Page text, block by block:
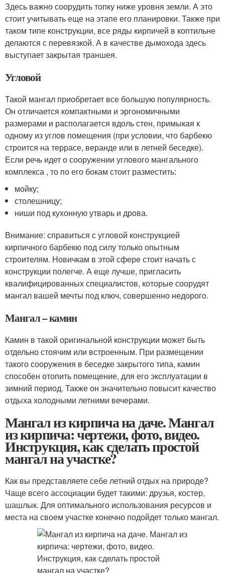
Здесь важно соорудить топку ниже уровня земли. А это
стоит учитывать еще на этапе его планировки. Также при
таком типе конструкции, все ряды кирпичей в коптильне
делаются с перевязкой. А в качестве дымохода здесь
выступает закрытая траншея.
Угловой
Такой мангал приобретает все большую популярность.
Он отличается компактными и эргономичными
размерами и располагается вдоль стен, примыкая к
одному из углов помещения (при условии, что барбекю
строится на террасе, веранде или в летней беседке).
Если речь идет о сооружении углового мангального
комплекса , то по его бокам стоит разместить:
мойку;
столешницу;
ниши под кухонную утварь и дрова.
Внимание: справиться с угловой конструкцией
кирпичного барбекю под силу только опытным
строителям. Новичкам в этой сфере стоит начать с
конструкции полегче. А еще лучше, пригласить
квалифицированных специалистов, которые соорудят
мангал вашей мечты под ключ, совершенно недорого.
Мангал – камин
Камин в такой оригинальной конструкции может быть
отдельно стоячим или встроенным. При размещении
такого сооружения в беседке закрытого типа, камин
способен отопить помещение, для его эксплуатации в
зимний период. Также он значительно повысит качество
отдыха холодными летними вечерами.
Мангал из кирпича на даче. Мангал
из кирпича: чертежи, фото, видео.
Инструкция, как сделать простой
мангал на участке?
Как вы представляете себе летний отдых на природе?
Чаще всего ассоциации будет такими: друзья, костер,
шашлык. Для оптимального использования ресурсов и
места на своем участке конечно подойдет только мангал.